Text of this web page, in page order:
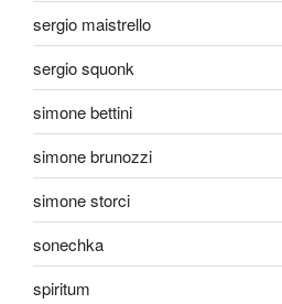
sergio maistrello
sergio squonk
simone bettini
simone brunozzi
simone storci
sonechka
spiritum